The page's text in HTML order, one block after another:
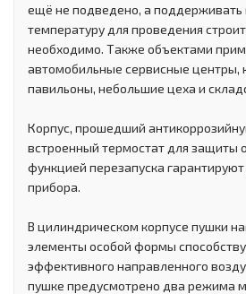
ещё не подведено, а
температуру для проведения
необходимо. Также объектами
автомобильные сервисные центры,
павильоны, небольшие цеха и
Корпус, прошедший
встроенный термостат для защиты
функцией перезапуска
прибора.
В цилиндрическом корпусе пушки
элементы особой формы
эффективного направленного
пушке предусмотрено два режима